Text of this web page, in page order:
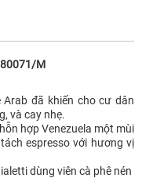
M
đã khiến cho cư dân
và cay nhẹ.
hợp Venezuela một mùi
espresso với hương vị
dùng viên cà phê nén